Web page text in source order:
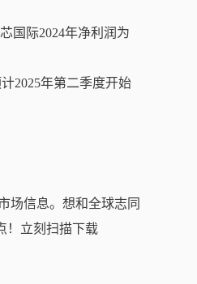
国际2024年净利润为
2025年第二季度开始
场信息。想和全球志同
！立刻扫描下载